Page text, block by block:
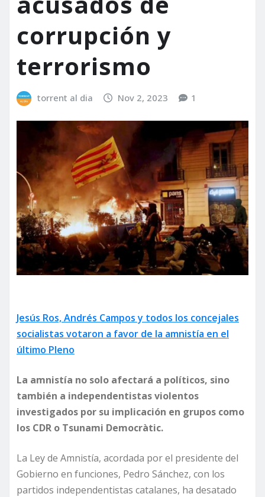
corrupción y
terrorismo
torrent al dia Nov 2, 2023 1
Jesús Ros, Andrés Campos y todos los concejales
socialistas votaron a favor de la amnistía en el
último Pleno
La amnistía no solo afectará a políticos, sino
también a independentistas violentos
investigados por su implicación en grupos como
los CDR o Tsunami Democràtic.
La Ley de Amnistía, acordada por el presidente del
Gobierno en funciones, Pedro Sánchez, con los
partidos independentistas catalanes, ha desatado